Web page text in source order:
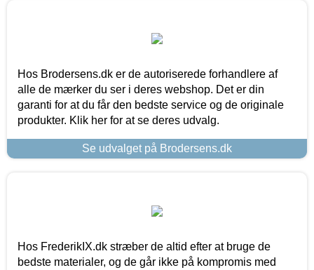
Hos Brodersens.dk er de autoriserede forhandlere af
alle de mærker du ser i deres webshop. Det er din
garanti for at du får den bedste service og de originale
produkter. Klik her for at se deres udvalg.
Se udvalget på Brodersens.dk
Hos FrederikIX.dk stræber de altid efter at bruge de
bedste materialer, og de går ikke på kompromis med